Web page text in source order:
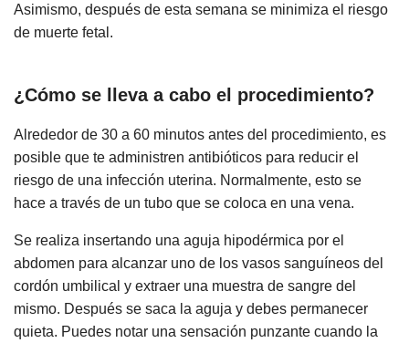
Asimismo, después de esta semana se minimiza el riesgo
de muerte fetal.
¿Cómo se lleva a cabo el procedimiento?
Alrededor de 30 a 60 minutos antes del procedimiento, es
posible que te administren antibióticos para reducir el
riesgo de una infección uterina. Normalmente, esto se
hace a través de un tubo que se coloca en una vena.
Se realiza insertando una aguja hipodérmica por el
abdomen para alcanzar uno de los vasos sanguíneos del
cordón umbilical y extraer una muestra de sangre del
mismo. Después se saca la aguja y debes permanecer
quieta. Puedes notar una sensación punzante cuando la